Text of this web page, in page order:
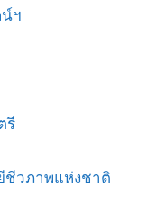
น์ฯ
รี
ชีวภาพแห่งชาติ